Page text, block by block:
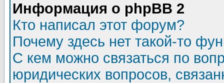
Информация о phpBB 2
Кто написал этот форум?
Почему здесь нет такой-то
С кем можно связаться по
юридических вопросов,